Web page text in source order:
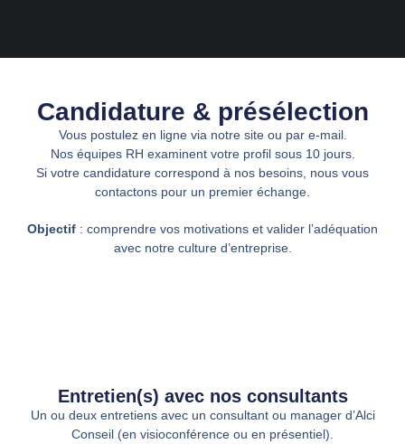
Candidature & présélection
Vous postulez en ligne via notre site ou par e-mail.
Nos équipes RH examinent votre profil sous 10 jours.
Si votre candidature correspond à nos besoins, nous vous
contactons pour un premier échange.
Objectif : comprendre vos motivations et valider l’adéquation
avec notre culture d’entreprise.
Entretien(s) avec nos consultants
Un ou deux entretiens avec un consultant ou manager d’Alci
Conseil (en visioconférence ou en présentiel).